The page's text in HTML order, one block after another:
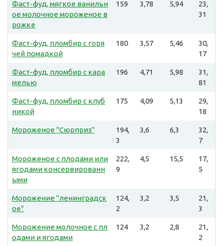
Фаст-фуд, мягкое ванильн
ое молочное мороженое в
рожке
159 3,78 5,94
23,
31
Фаст-фуд, пломбир с горя
чей помадкой
180 3,57 5,46
30,
17
Фаст-фуд, пломбир с кара
мелью
196 4,71 5,98
31,
81
Фаст-фуд, пломбир с клуб
никой
175 4,09 5,13
29,
18
Мороженое "Сюрприз"
194,
3
3,6 6,3
32,
7
Мороженое с плодами или
ягодами консервированн
ыми
222,
9
4,5 15,5
17,
5
Морожение "ленинградск
ое"
124,
2
3,2 3,5
21,
3
Морожение молочное с пл
одами и ягодами
124 3,2 2,8
21,
2